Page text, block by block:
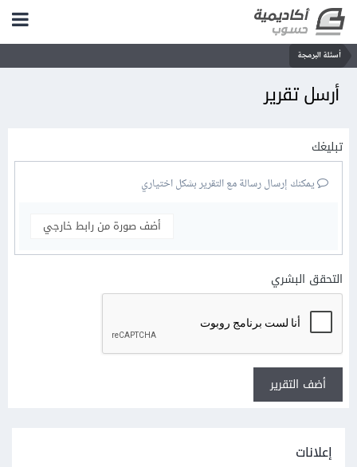
أسئلة البرمجة
أرسل تقرير
تبليغك
يمكنك إرسال رسالة مع التقرير بشكل اختياري
أضف صورة من رابط خارجي
التحقق البشري
أضف التقرير
إعلانات